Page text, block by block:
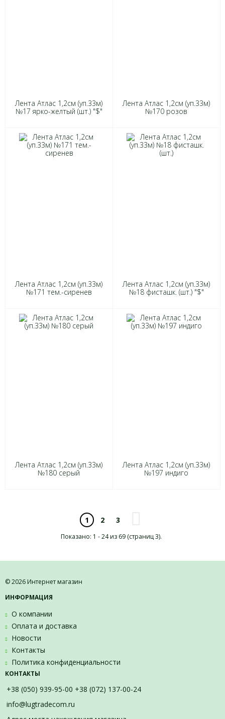
Лента Атлас 1,2см (уп.33м)
№17 ярко-желтый (шт.) "$"
Лента Атлас 1,2см (уп.33м)
№170 розов
Лента Атлас 1,2см (уп.33м)
№171 тем.-сиренев
Лента Атлас 1,2см (уп.33м)
№18 фисташк. (шт.) "$"
Лента Атлас 1,2см (уп.33м)
№180 серый
Лента Атлас 1,2см (уп.33м)
№197 индиго
1 2 3
Показано: 1 - 24 из 69 (страниц 3).
© 2026 Интернет магазин
ИНФОРМАЦИЯ
О компании
Оплата и доставка
Новости
Контакты
Политика конфиденциальности
КОНТАКТЫ
+38 (050) 939-95-00 +38 (072) 137-00-24
info@lugtradecom.ru